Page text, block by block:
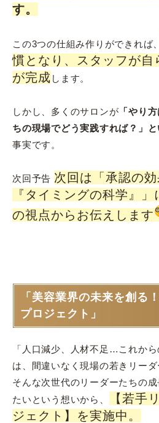
す。
この3つの仕組み作りができれば、
慣となり、スタッフが自
が完成 します。
しかし、多くのサロンが 「やり
ちの現場でどう実践すれば？」
事実です。
次回予告 次回は「承認の
『タイミングの科学』
の視点からお伝えします
「美容業界の未来を創る
プロジェクト」
「人口減少、人材不足…これか
は、間違いなく現場の若きリーダ
そんな次世代のリーダーたちの
たいという想いから、
【若手
ジェクト】を実施中。